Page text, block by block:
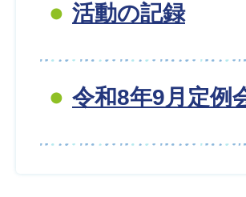
活動の記録
令和8年9月定例